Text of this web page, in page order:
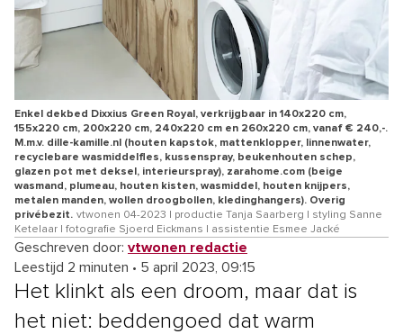
Enkel dekbed Dixxius Green Royal, verkrijgbaar in 140x220 cm,
155x220 cm, 200x220 cm, 240x220 cm en 260x220 cm, vanaf € 240,-.
M.m.v. dille-kamille.nl (houten kapstok, mattenklopper, linnenwater,
recyclebare wasmiddelfles, kussenspray, beukenhouten schep,
glazen pot met deksel, interieurspray), zarahome.com (beige
wasmand, plumeau, houten kisten, wasmiddel, houten knijpers,
metalen manden, wollen droogbollen, kledinghangers). Overig
privébezit. vtwonen 04-2023 | productie Tanja Saarberg | styling Sanne
Ketelaar | fotografie Sjoerd Eickmans | assistentie Esmee Jacké
Geschreven door: vtwonen redactie
Leestijd 2 minuten • 5 april 2023, 09:15
Het klinkt als een droom, maar dat is
het niet: beddengoed dat warm